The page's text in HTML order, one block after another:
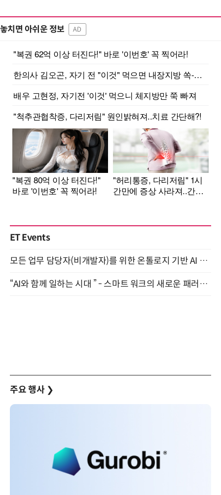
놓치면 아쉬운 정보 AD
ET Events
모든 업무 담당자(비개발자)를 위한 온톨로지 기반 AI 지식체계 설계 1-day 워크숍 8월 20일 개최
“AI와 함께 일하는 시대 ” - 스마트 워크의 새로운 패러다임 (9/11)
주요 행사 ❯